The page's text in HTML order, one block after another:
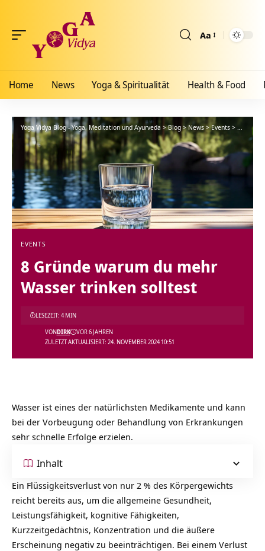
Aa
Home News Yoga & Spiritualität Health & Food
Yoga Vidya Blog - Yoga, Meditation und Ayurveda >Blog >News>Events > 8
EVENTS
8 Gründe warum du mehr
Wasser trinken solltest
ZULETZT AKTUALISIERT: 24. NOVEMBER 2024 10:51
VONDIRK VOR 6 JAHREN
LESEZEIT: 4 MIN
Wasser ist eines der natürlichsten Medikamente und kann
bei der Vorbeugung oder Behandlung von Erkrankungen
sehr schnelle Erfolge erzielen.
Inhalt
Ein Flüssigkeitsverlust von nur 2 % des Körpergewichts
reicht bereits aus, um die allgemeine Gesundheit,
Leistungsfähigkeit, kognitive Fähigkeiten,
Kurzzeitgedächtnis, Konzentration und die äußere
Erscheinung negativ zu beeinträchtigen. Bei einem Verlust